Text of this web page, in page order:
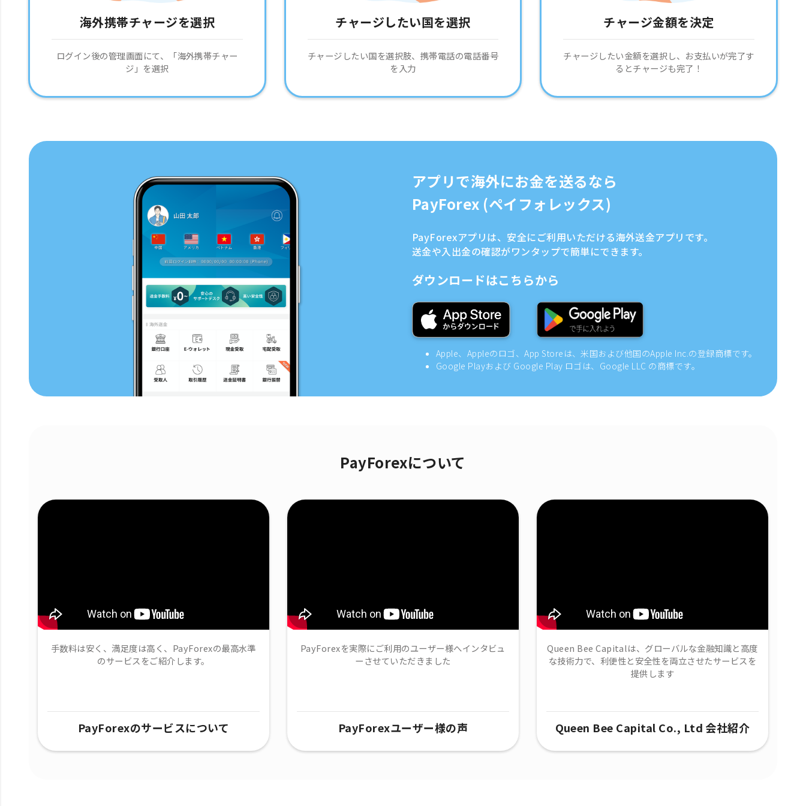
海外携帯チャージを選択
ログイン後の管理画面にて、「海外携帯チャー
ジ」を選択
チャージしたい国を選択
チャージしたい国を選択肢、携帯電話の電話番号
を入力
チャージ金額を決定
チャージしたい金額を選択し、お支払いが完了す
るとチャージも完了！
アプリで海外にお金を送るなら
PayForex (ペイフォレックス)
PayForexアプリは、安全にご利用いただける海外送金アプリです。
送金や入出金の確認がワンタップで簡単にできます。
ダウンロードはこちらから
Apple、Appleのロゴ、App Storeは、米国および他国のApple Inc.の登録商標です。
Google Playおよび Google Play ロゴは、Google LLC の商標です。
PayForexについて
手数料は安く、満足度は高く、PayForexの最高水準
のサービスをご紹介します。
PayForexのサービスについて
PayForexを実際にご利用のユーザー様へインタビュ
ーさせていただきました
PayForexユーザー様の声​
Queen Bee Capitalは、グローバルな金融知識と高度
な技術力で、​利便性と安全性を両立させたサービスを
提供します
Queen Bee Capital Co., Ltd 会社紹介